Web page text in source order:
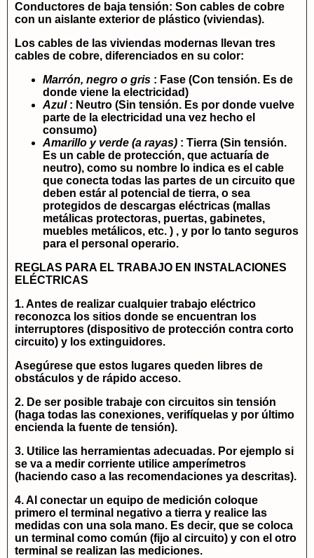
Conductores de baja tensión: Son cables de cobre
con un aislante exterior de plástico (viviendas).
Los cables de las viviendas modernas llevan tres
cables de cobre, diferenciados en su color:
Marrón, negro o gris : Fase (Con tensión. Es de
donde viene la electricidad)
Azul: Neutro (Sin tensión. Es por donde vuelve
parte de la electricidad una vez hecho el
consumo)
Amarillo y verde (a rayas) : Tierra (Sin tensión.
Es un cable de protección, que actuaría de
neutro), como su nombre lo indica es el cable
que conecta todas las partes de un circuito que
deben estár al potencial de tierra, o sea
protegidos de descargas eléctricas (mallas
metálicas protectoras, puertas, gabinetes,
muebles metálicos, etc. ) , y por lo tanto seguros
para el personal operario.
REGLAS PARA EL TRABAJO EN INSTALACIONES
ELÉCTRICAS
1. Antes de realizar cualquier trabajo eléctrico
reconozca los sitios donde se encuentran los
interruptores (dispositivo de protección contra corto
circuito) y los extinguidores.
Asegúrese que estos lugares queden libres de
obstáculos y de rápido acceso.
2. De ser posible trabaje con circuitos sin tensión
(haga todas las conexiones, verifíquelas y por último
encienda la fuente de tensión).
3. Utilice las herramientas adecuadas. Por ejemplo si
se va a medir corriente utilice amperímetros
(haciendo caso a las recomendaciones ya descritas).
4. Al conectar un equipo de medición coloque
primero el terminal negativo a tierra y realice las
medidas con una sola mano. Es decir, que se coloca
un terminal como común (fijo al circuito) y con el otro
terminal se realizan las mediciones.